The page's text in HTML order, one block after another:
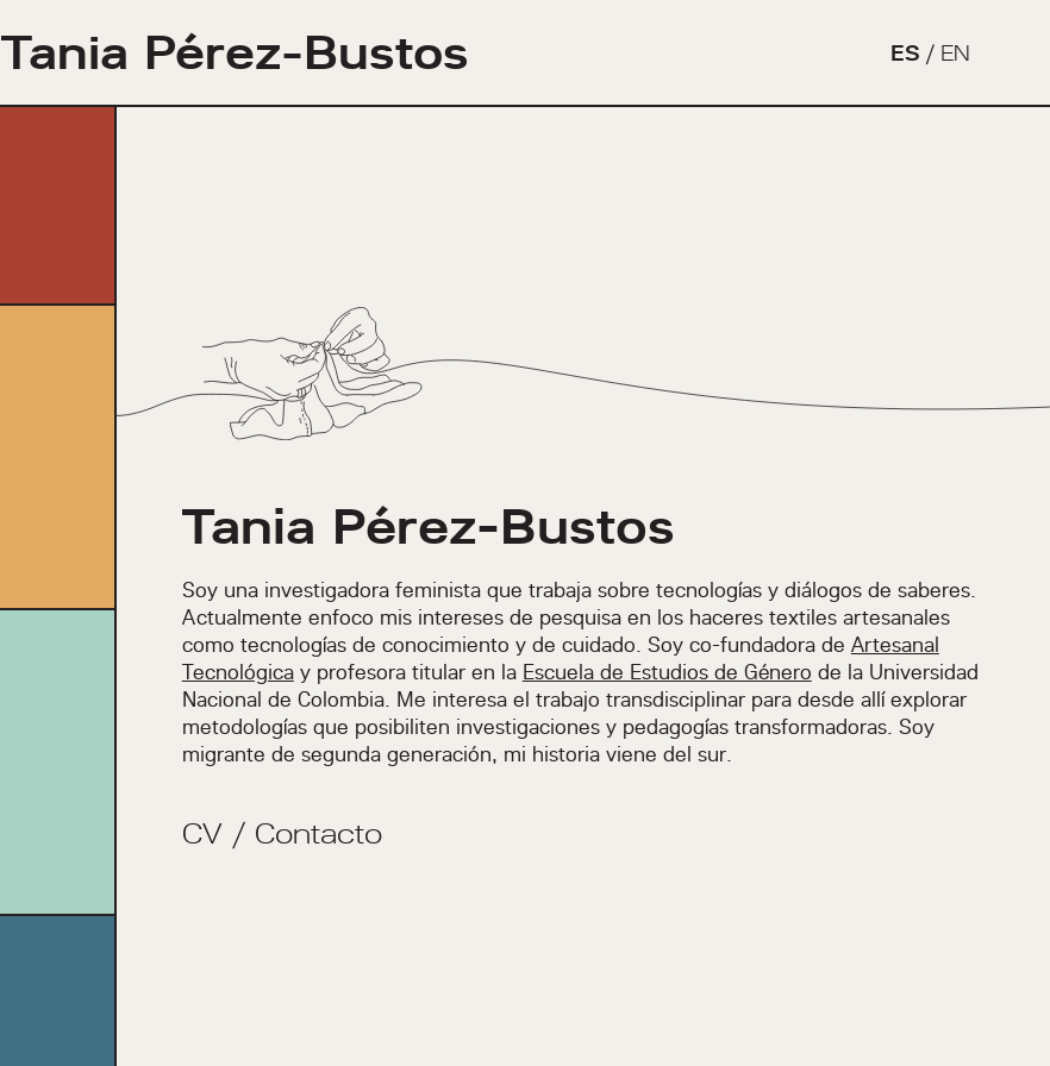
Tania Pérez-Bustos ES / EN
Tania Pérez-Bustos
Soy una investigadora feminista que trabaja sobre tecnologías y diálogos de saberes.
Actualmente enfoco mis intereses de pesquisa en los haceres textiles artesanales
como tecnologías de conocimiento y de cuidado. Soy co-fundadora de Artesanal
Tecnológicay profesora titular en la Escuela de Estudios de Género de la Universidad
Nacional de Colombia. Me interesa el trabajo transdisciplinar para desde allí explorar
metodologías que posibiliten investigaciones y pedagogías transformadoras. Soy
migrante de segunda generación, mi historia viene del sur.
CV / Contacto